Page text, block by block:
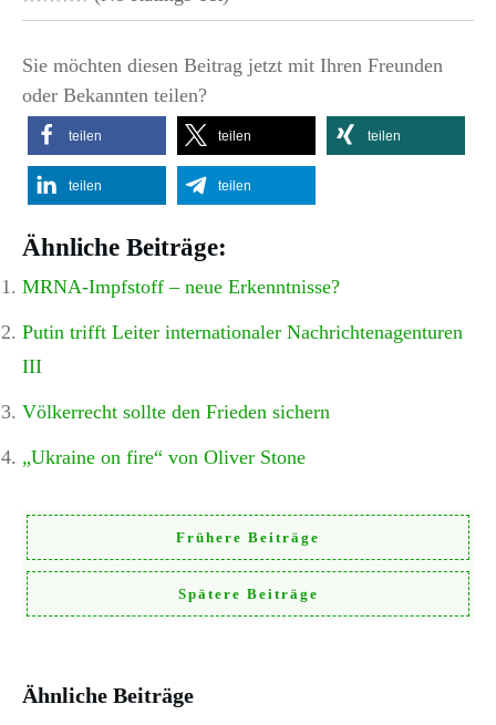
Sie möchten diesen Beitrag jetzt mit Ihren Freunden
oder Bekannten teilen?
teilen teilen teilen
teilen teilen
Ähnliche Beiträge:
MRNA-Impfstoff – neue Erkenntnisse?
Putin trifft Leiter internationaler Nachrichtenagenturen
III
Völkerrecht sollte den Frieden sichern
„Ukraine on fire“ von Oliver Stone
Frühere Beiträge
Spätere Beiträge
Ähnliche Beiträge